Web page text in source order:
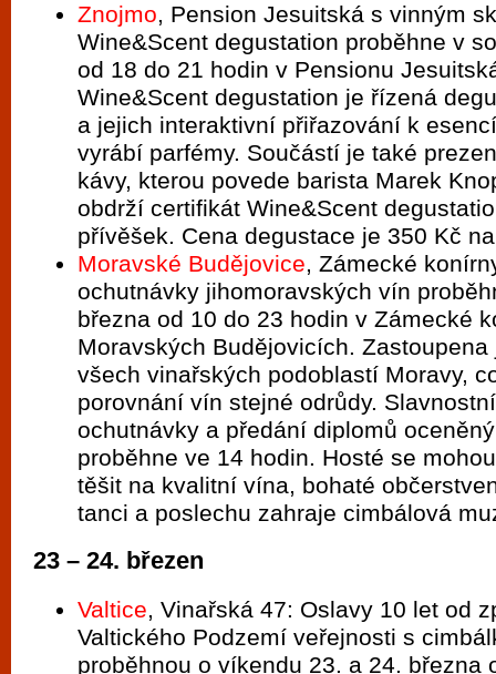
Znojmo, Pension Jesuitská s vinným
Wine&Scent degustation proběhne v
od 18 do 21 hodin v Pensionu
Wine&Scent degustation je řízená
a jejich interaktivní přiřazování k
vyrábí parfémy. Součástí je také
kávy, kterou povede barista Marek
obdrží certifikát Wine&Scent
přívěšek. Cena degustace je 350 Kč
Moravské Budějovice, Zámecké
ochutnávky jihomoravských vín
března od 10 do 23 hodin v Zámecké
Moravských Budějovicích.
všech vinařských podoblastí Moravy,
porovnání vín stejné odrůdy.
ochutnávky a předání diplomů
proběhne ve 14 hodin. Hosté se
těšit na kvalitní vína, bohaté
tanci a poslechu zahraje cimbálová
23 – 24. březen
Valtice, Vinařská 47: Oslavy 10 let od
Valtického Podzemí veřejnosti s
proběhnou o víkendu 23. a 24. března